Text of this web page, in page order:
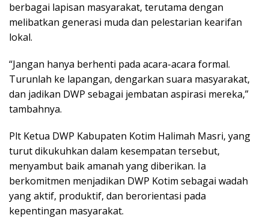
berbagai lapisan masyarakat, terutama dengan
melibatkan generasi muda dan pelestarian kearifan
lokal.
“Jangan hanya berhenti pada acara-acara formal.
Turunlah ke lapangan, dengarkan suara masyarakat,
dan jadikan DWP sebagai jembatan aspirasi mereka,”
tambahnya.
Plt Ketua DWP Kabupaten Kotim Halimah Masri, yang
turut dikukuhkan dalam kesempatan tersebut,
menyambut baik amanah yang diberikan. Ia
berkomitmen menjadikan DWP Kotim sebagai wadah
yang aktif, produktif, dan berorientasi pada
kepentingan masyarakat.